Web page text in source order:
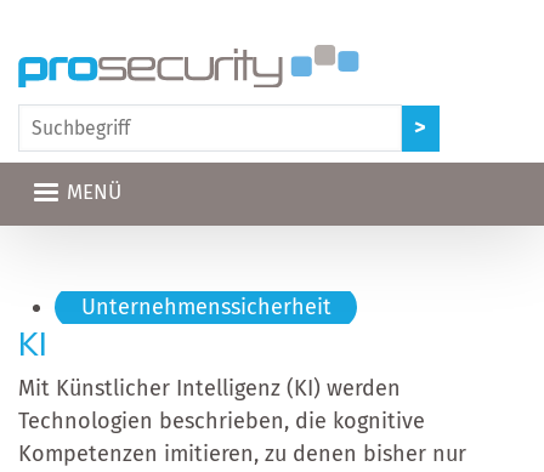
MENÜ
Hauptnavigation
Unternehmenssicherheit
KI
Mit Künstlicher Intelligenz (KI) werden
Technologien beschrieben, die kognitive
Kompetenzen imitieren, zu denen bisher nur